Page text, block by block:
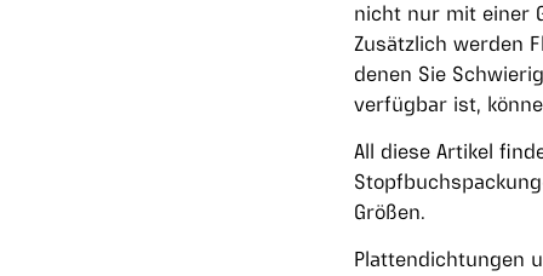
nicht nur mit einer
Zusätzlich werden
denen Sie
verfügbar ist,
All diese Artikel
Größen.
Plattendichtungen